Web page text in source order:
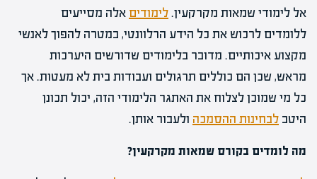
אל לימודי שמאות מקרקעין.לימודים אלה מסייעים
ללומדים לרכוש את כל הידע הרלוונטי, במטרה להפוך לאנשי
מקצוע איכותיים. מדובר בלימודים שדורשים היערכות
מראש, שכן הם כוללים תרגולים ועבודות בית לא מעטות. אך
כל מי שמוכן לצלוח את האתגר הלימודי הזה, יכול תכונן
היטב לבחינות ההסמכה ולעבור אותן.
מה לומדים בקורס שמאות מקרקעין?